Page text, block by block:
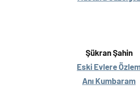
Şükran Şahin
Eski Evlere
Anı Kumbaram